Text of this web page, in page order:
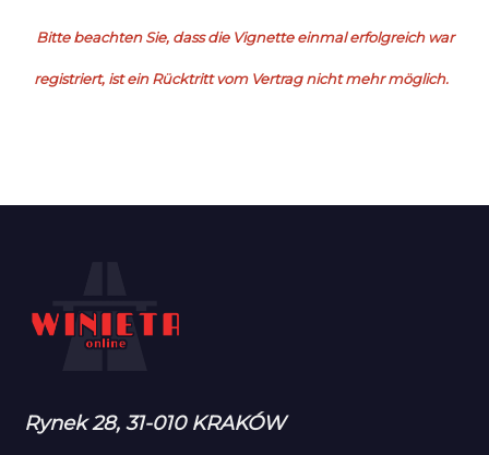
Bitte beachten Sie, dass die Vignette einmal erfolgreich war
registriert, ist ein Rücktritt vom Vertrag nicht mehr möglich.
Rynek 28, 31-010 KRAKÓW